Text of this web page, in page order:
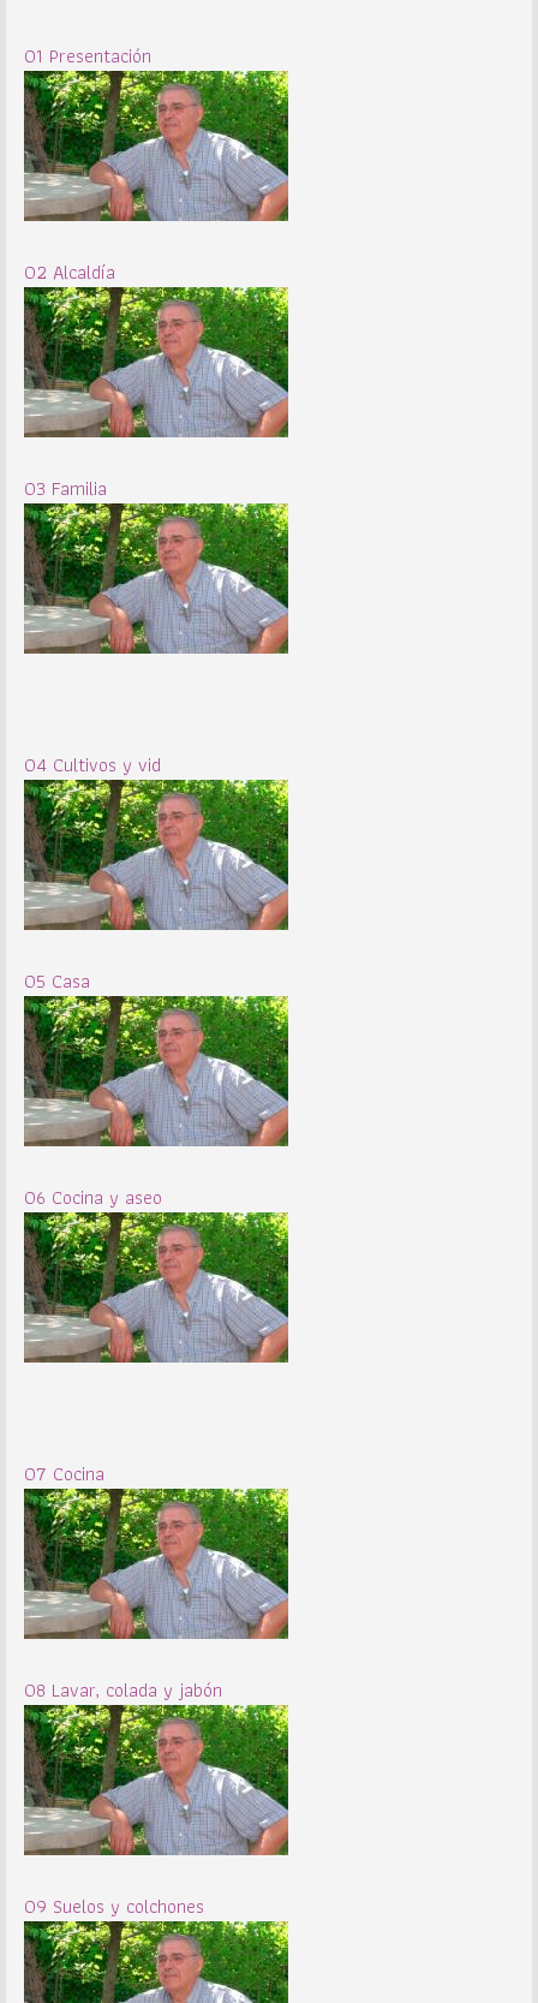
01 Presentación
02 Alcaldía
03 Familia
04 Cultivos y vid
05 Casa
06 Cocina y aseo
07 Cocina
08 Lavar, colada y jabón
09 Suelos y colchones